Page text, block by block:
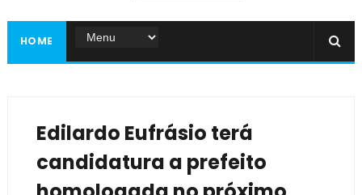
HOME
Edilardo Eufrásio terá
candidatura a prefeito